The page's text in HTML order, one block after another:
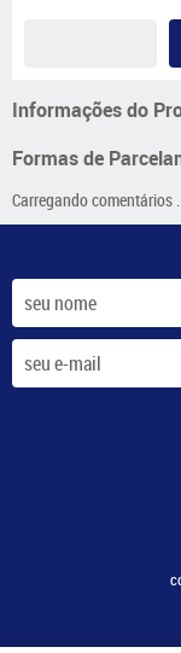
Informações do
Formas de
Carregando comentários